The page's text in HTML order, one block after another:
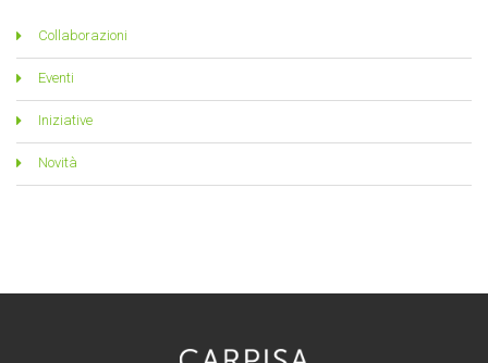
Collaborazioni
Eventi
Iniziative
Novità